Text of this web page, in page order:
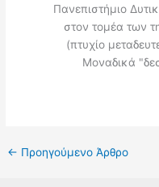
Πανεπιστήμιο
στον τομέα των
(πτυχίο
Μοναδικά
← Προηγούμενο Άρθρο